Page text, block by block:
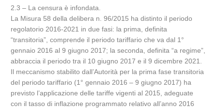
2.3 – La censura è infondata.
La Misura 58 della delibera n. 96/2015 ha distinto il periodo
regolatorio 2016-2021 in due fasi: la prima, definita
“transitoria”, comprende il periodo tariffario che va dal 1°
gennaio 2016 al 9 giugno 2017; la seconda, definita “a regime”,
abbraccia il periodo tra il 10 giugno 2017 e il 9 dicembre 2021.
Il meccanismo stabilito dall’Autorità per la prima fase transitoria
del periodo tariffario (1° gennaio 2016 – 9 giugno 2017) ha
previsto l’applicazione delle tariffe vigenti al 2015, adeguate
con il tasso di inflazione programmato relativo all’anno 2016